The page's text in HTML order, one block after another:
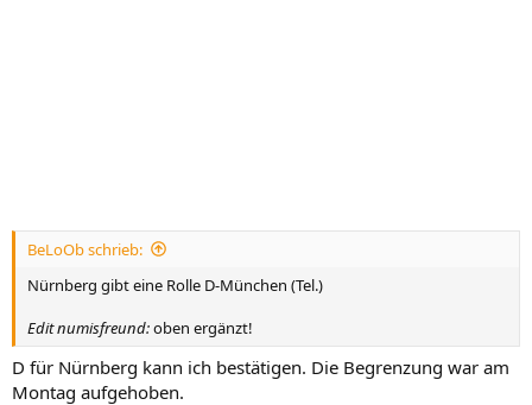
BeLoOb schrieb:
Nürnberg gibt eine Rolle D-München (Tel.)
Edit numisfreund:oben ergänzt!
D für Nürnberg kann ich bestätigen. Die Begrenzung war am
Montag aufgehoben.